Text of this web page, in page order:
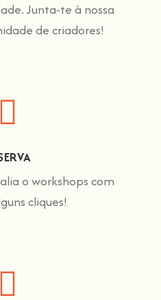
Junta-te à nossa
de criadores!
o workshops com
cliques!